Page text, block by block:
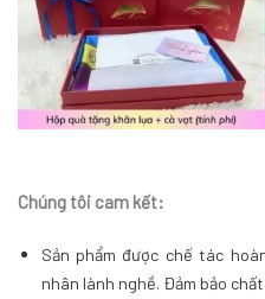
Chúng tôi cam kết:
Sản phẩm được chế tác
nhân lành nghề. Đảm bảo